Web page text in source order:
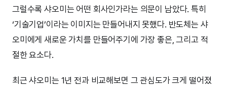
그럴수록 샤오미는 어떤 회사인가라는 의문이 남았다. 특히
‘기술기업’이라는 이미지는 만들어내지 못했다. 반도체는 샤
오미에게 새로운 가치를 만들어주기에 가장 좋은, 그리고 적
절한 요소다.
최근 샤오미는 1년 전과 비교해보면 그 관심도가 크게 떨어졌